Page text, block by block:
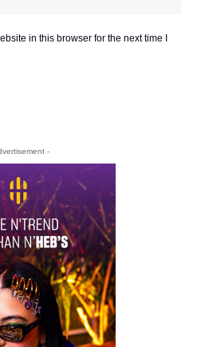
in this browser for the next time I
-